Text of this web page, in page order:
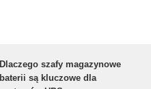
Dlaczego szafy magazynowe
baterii są kluczowe dla